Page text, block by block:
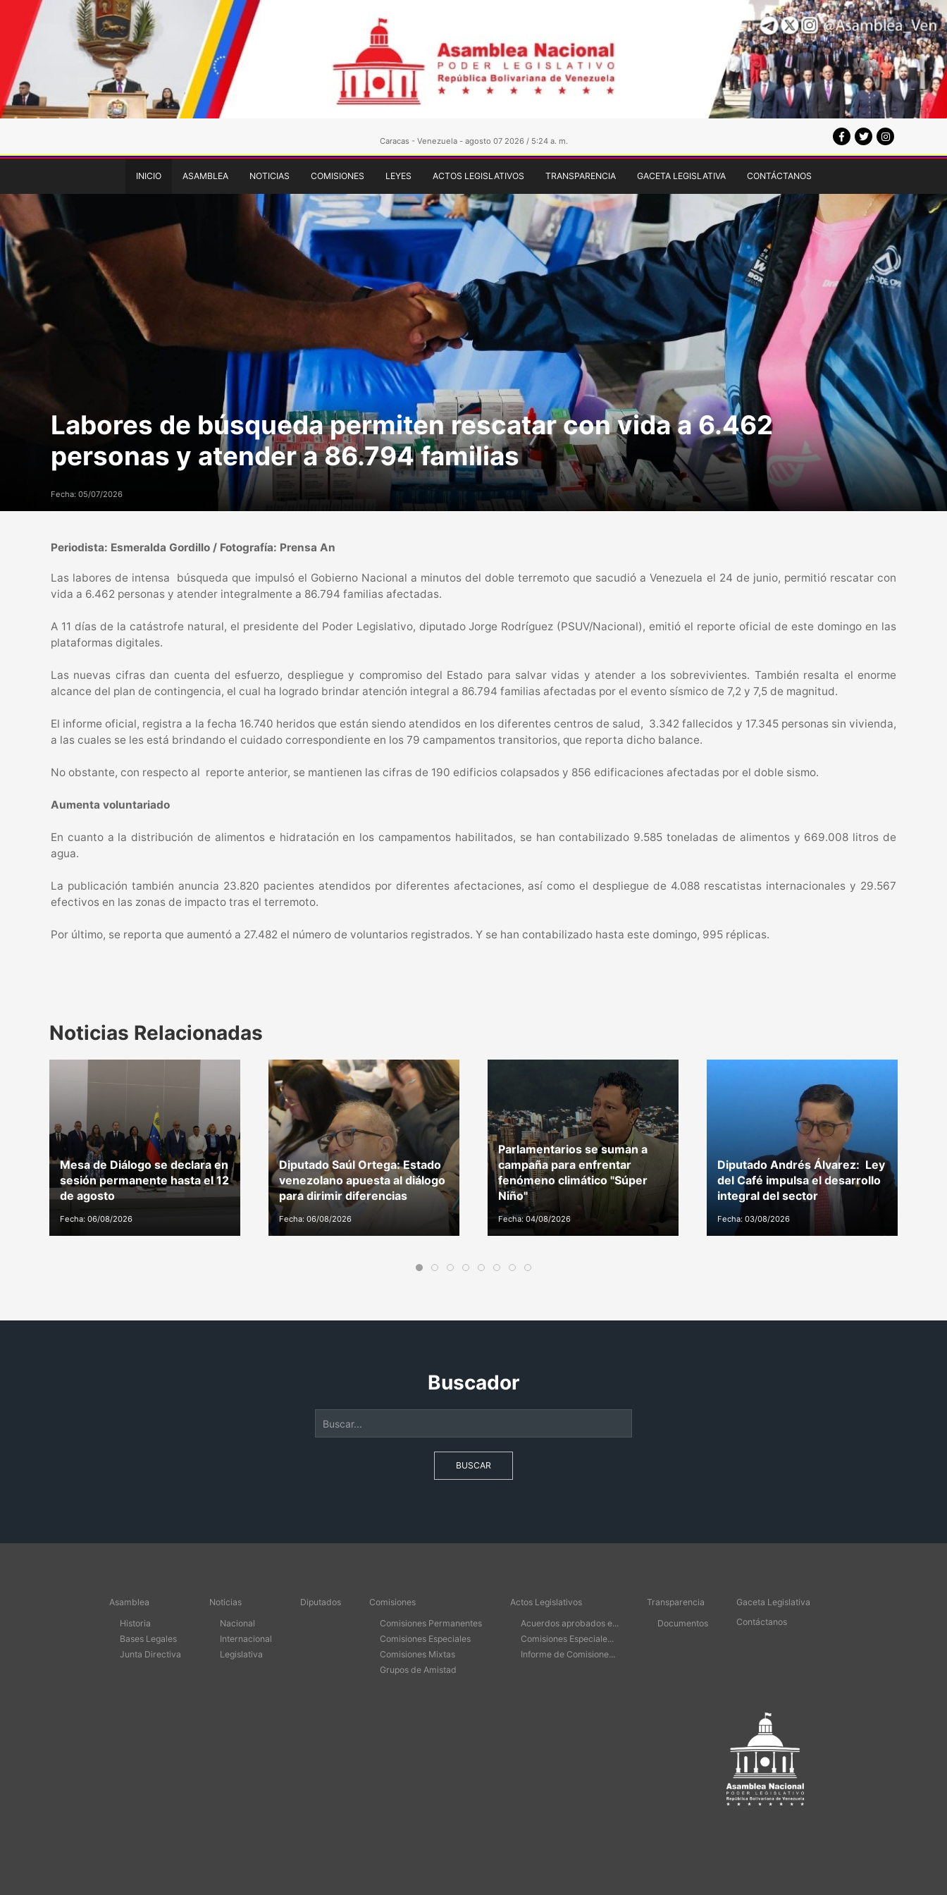
Caracas - Venezuela - agosto 07 2026 / 5:24 a. m.
INICIO ASAMBLEA NOTICIAS COMISIONES LEYES ACTOS LEGISLATIVOS TRANSPARENCIA GACETA LEGISLATIVA CONTÁCTANOS
Labores de búsqueda permiten rescatar con vida a 6.462
personas y atender a 86.794 familias
Fecha: 05/07/2026
Periodista: Esmeralda Gordillo / Fotografía: Prensa An
Las labores de intensa búsqueda que impulsó el Gobierno Nacional a minutos del doble terremoto que sacudió a Venezuela el 24 de junio, permitió rescatar con
vida a 6.462 personas y atender integralmente a 86.794 familias afectadas.
A 11 días de la catástrofe natural, el presidente del Poder Legislativo, diputado Jorge Rodríguez (PSUV/Nacional), emitió el reporte oficial de este domingo en las
plataformas digitales.
Las nuevas cifras dan cuenta del esfuerzo, despliegue y compromiso del Estado para salvar vidas y atender a los sobrevivientes. También resalta el enorme
alcance del plan de contingencia, el cual ha logrado brindar atención integral a 86.794 familias afectadas por el evento sísmico de 7,2 y 7,5 de magnitud.
El informe oficial, registra a la fecha 16.740 heridos que están siendo atendidos en los diferentes centros de salud, 3.342 fallecidos y 17.345 personas sin vivienda,
a las cuales se les está brindando el cuidado correspondiente en los 79 campamentos transitorios, que reporta dicho balance.
No obstante, con respecto al reporte anterior, se mantienen las cifras de 190 edificios colapsados y 856 edificaciones afectadas por el doble sismo.
Aumenta voluntariado
En cuanto a la distribución de alimentos e hidratación en los campamentos habilitados, se han contabilizado 9.585 toneladas de alimentos y 669.008 litros de
agua.
La publicación también anuncia 23.820 pacientes atendidos por diferentes afectaciones, así como el despliegue de 4.088 rescatistas internacionales y 29.567
efectivos en las zonas de impacto tras el terremoto.
Por último, se reporta que aumentó a 27.482 el número de voluntarios registrados. Y se han contabilizado hasta este domingo, 995 réplicas.
Noticias Relacionadas
Mesa de Diálogo se declara en
sesión permanente hasta el 12
de agosto
Fecha: 06/08/2026
Diputado Saúl Ortega: Estado
venezolano apuesta al diálogo
para dirimir diferencias
Fecha: 06/08/2026
Parlamentarios se suman a
campaña para enfrentar
fenómeno climático "Súper
Niño"
Fecha: 04/08/2026
Diputado Andrés Álvarez: Ley
del Café impulsa el desarrollo
integral del sector
Fecha: 03/08/2026
Buscador
BUSCAR
Asamblea
Historia
Bases Legales
Junta Directiva
Noticias
Nacional
Internacional
Legislativa
Diputados
Comisiones
Comisiones Permanentes
Comisiones Especiales
Comisiones Mixtas
Grupos de Amistad
Actos Legislativos
Acuerdos aprobados e...
Comisiones Especiale...
Informe de Comisione...
Transparencia
Documentos
Gaceta Legislativa
Contáctanos